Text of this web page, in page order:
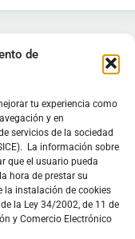
de
tu experiencia como
y en
servicios de la sociedad
La información sobre
que el usuario pueda
hora de prestar su
la instalación de cookies
la Ley 34/2002, de 11 de
y Comercio Electrónico
Ocampo", IEZFO
de Zamora
16:30 h -
Colegio Universitario
España